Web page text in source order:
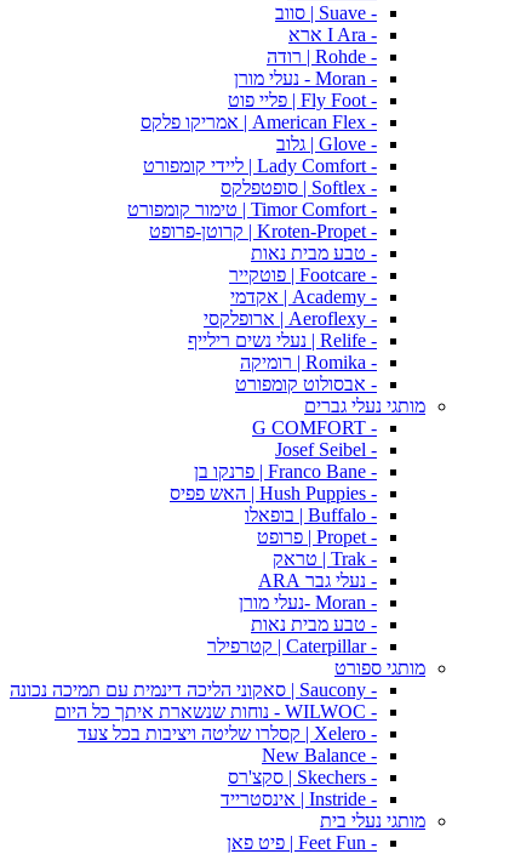
- Suave | סווב
- I Ara ארא
- Rohde | רודה
- Moran - נעלי מורן
- Fly Foot | פליי פוט
- American Flex | אמריקו פלקס
- Glove | גלוב
- Lady Comfort | ליידי קומפורט
- Softlex | סופטפלקס
- Timor Comfort | טימור קומפורט
- Kroten-Propet | קרוטן-פרופט
- טבע מבית נאות
- Footcare | פוטקייר
- Academy | אקדמי
- Aeroflexy | ארופלקסי
- Relife | נעלי נשים רילייף
- Romika | רומיקה
- אבסולוט קומפורט
מותגי נעלי גברים
- G COMFORT
- Josef Seibel
- Franco Bane | פרנקו בן
- Hush Puppies | האש פפיס
- Buffalo | בופאלו
- Propet | פרופט
- Trak | טראק
- נעלי גבר ARA
- Moran -נעלי מורן
- טבע מבית נאות
- Caterpillar | קטרפילר
מותגי ספורט
- Saucony | סאקוני הליכה דינמית עם תמיכה נכונה
- WILWOC - נוחות שנשארת איתך כל היום
- Xelero | קסלרו שליטה ויציבות בכל צעד
- New Balance
- Skechers | סקצ'רס
- Instride | אינסטרייד
מותגי נעלי בית
- Feet Fun | פיט פאן